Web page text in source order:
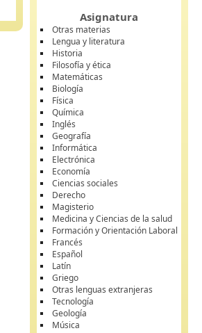
Asignatura
Otras materias
Lengua y literatura
Historia
Filosofía y ética
Matemáticas
Biología
Física
Química
Inglés
Geografía
Informática
Electrónica
Economía
Ciencias sociales
Derecho
Magisterio
Medicina y Ciencias de la salud
Formación y Orientación Laboral
Francés
Español
Latín
Griego
Otras lenguas extranjeras
Tecnología
Geología
Música